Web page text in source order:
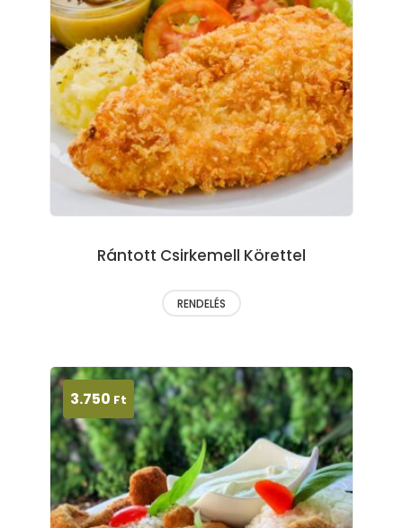
Rántott Csirkemell Körettel
RENDELÉS
3.750 Ft